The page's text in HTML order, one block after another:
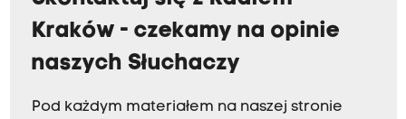
Kraków - czekamy na opinie
naszych Słuchaczy
Pod każdym materiałem na naszej stronie